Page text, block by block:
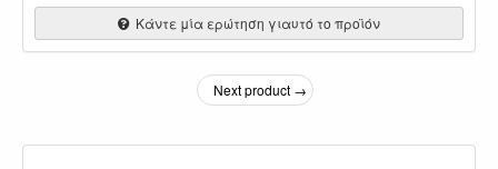
Κάντε μία ερώτηση γιαυτό το προϊόν
Next product →